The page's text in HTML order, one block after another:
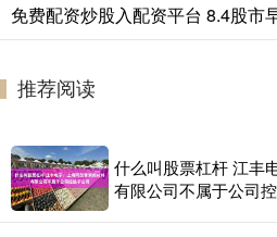
推荐阅读
什么叫股票杠杆 江丰
有限公司不属于公司